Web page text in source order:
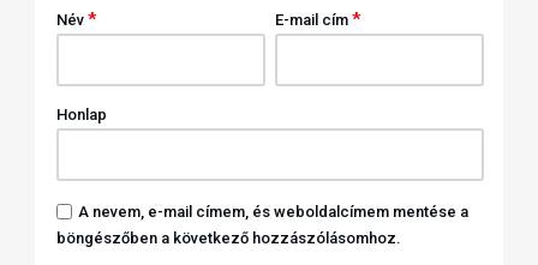
Név * E-mail cím*
Honlap
A nevem, e-mail címem, és weboldalcímem mentése a
böngészőben a következő hozzászólásomhoz.